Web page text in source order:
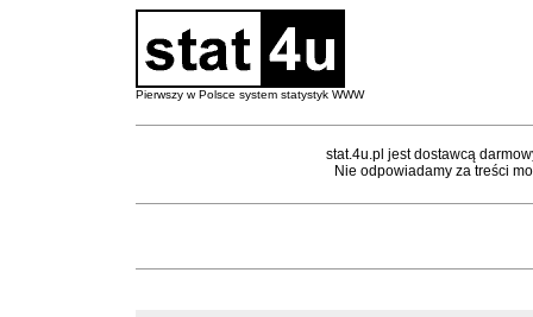
Pierwszy w Polsce system statystyk WWW
stat.4u.pl jest dostawcą
Nie odpowiadamy za treści